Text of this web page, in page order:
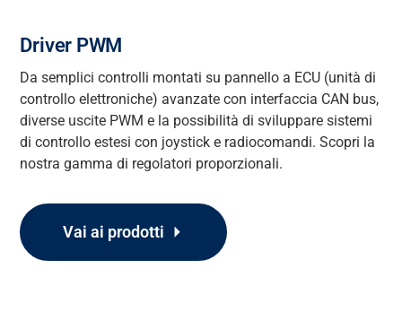
Driver PWM
Da semplici controlli montati su pannello a ECU (unità di
controllo elettroniche) avanzate con interfaccia CAN bus,
diverse uscite PWM e la possibilità di sviluppare sistemi
di controllo estesi con joystick e radiocomandi. Scopri la
nostra gamma di regolatori proporzionali.
Vai ai prodotti